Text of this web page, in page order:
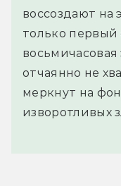
воссоздают на
только первый
отчаянно не
меркнут на
изворотливых